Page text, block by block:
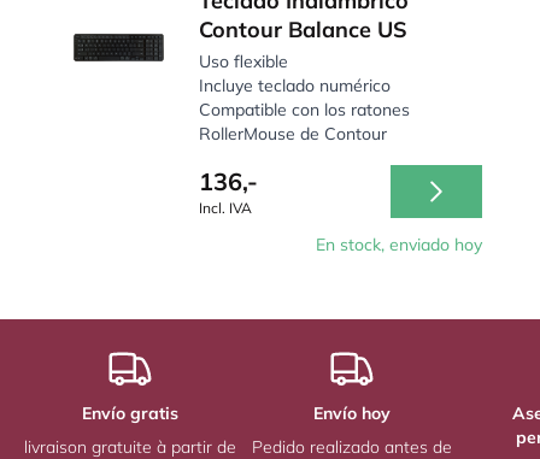
Contour Balance US
Uso flexible
Incluye teclado numérico
Compatible con los ratones
RollerMouse de Contour
136,-
Incl. IVA
En stock, enviado hoy
Envío gratis
livraison gratuite à partir de
Envío hoy
Pedido realizado antes de